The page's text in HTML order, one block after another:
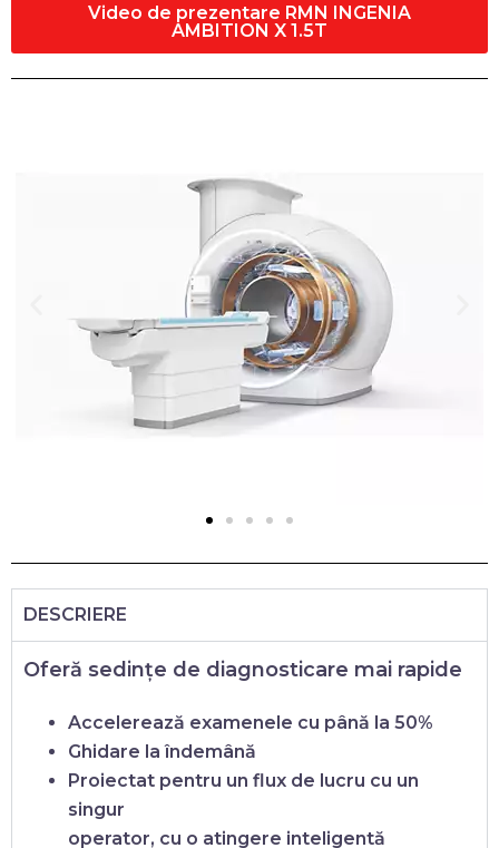
Video de prezentare RMN INGENIA
AMBITION X 1.5T
DESCRIERE
Oferă sedințe de diagnosticare mai rapide
Accelerează examenele cu până la 50%
Ghidare la îndemână
Proiectat pentru un flux de lucru cu un
singur
operator, cu o atingere inteligentă